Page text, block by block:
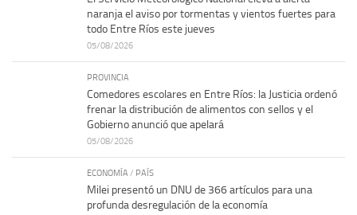
naranja el aviso por tormentas y vientos fuertes para
todo Entre Ríos este jueves
05/08/2026
PROVINCIA
Comedores escolares en Entre Ríos: la Justicia ordenó
frenar la distribución de alimentos con sellos y el
Gobierno anunció que apelará
05/08/2026
ECONOMÍA / PAÍS
Milei presentó un DNU de 366 artículos para una
profunda desregulación de la economía